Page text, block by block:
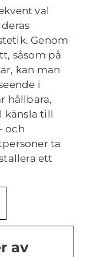
val
Genom
såsom på
kan man
i
hållbara,
känsla till
och
ta
ett
av